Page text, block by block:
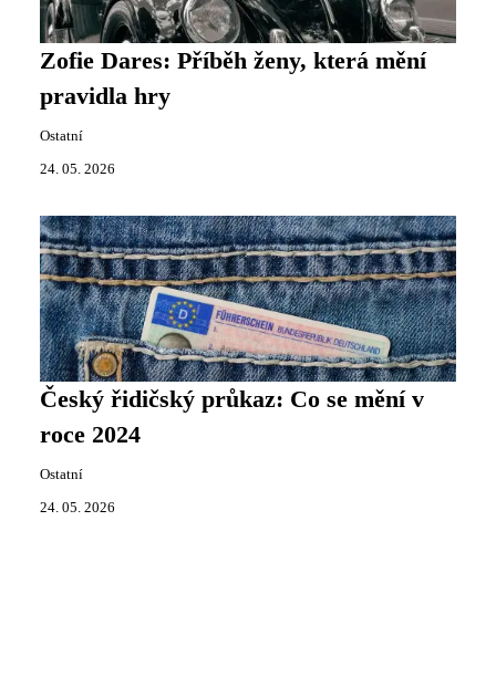
Zofie Dares: Příběh ženy, která mění
pravidla hry
Ostatní
24. 05. 2026
Český řidičský průkaz: Co se mění v
roce 2024
Ostatní
24. 05. 2026